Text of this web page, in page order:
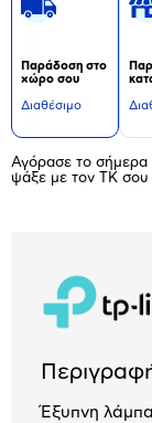
Παράδοση στο
χώρο σου
Διαθέσιμο
Αγόρασε το σήμερα
ψάξε με τον ΤΚ σου
Έξυπνη λάμπα